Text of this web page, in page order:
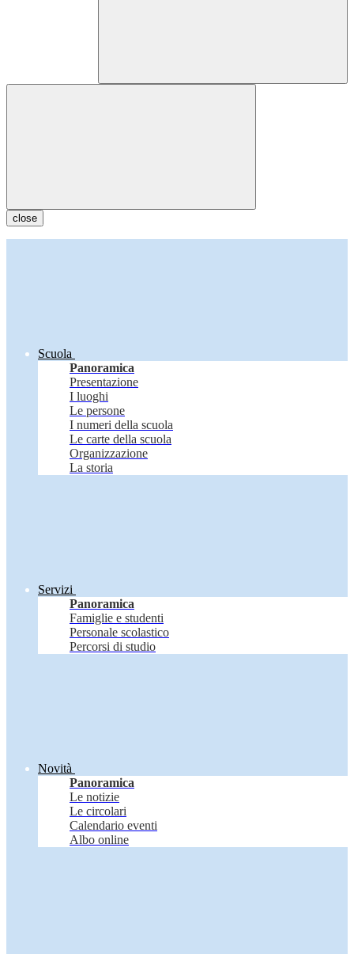
close
Scuola
Panoramica
Presentazione
I luoghi
Le persone
I numeri della scuola
Le carte della scuola
Organizzazione
La storia
Servizi
Panoramica
Famiglie e studenti
Personale scolastico
Percorsi di studio
Novità
Panoramica
Le notizie
Le circolari
Calendario eventi
Albo online